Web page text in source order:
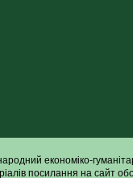
економіко-
посилання на сайт